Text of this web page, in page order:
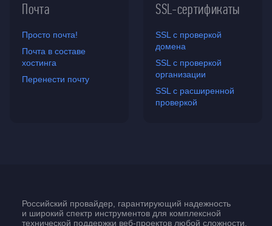
Почта
Просто почта!
Почта в составе
хостинга
Перенести почту
SSL-сертификаты
SSL с проверкой
домена
SSL с проверкой
организации
SSL с расширенной
проверкой
Российский провайдер, гарантирующий надежность
и широкий спектр инструментов для комплексной
технической поддержки веб-проектов любой сложности.